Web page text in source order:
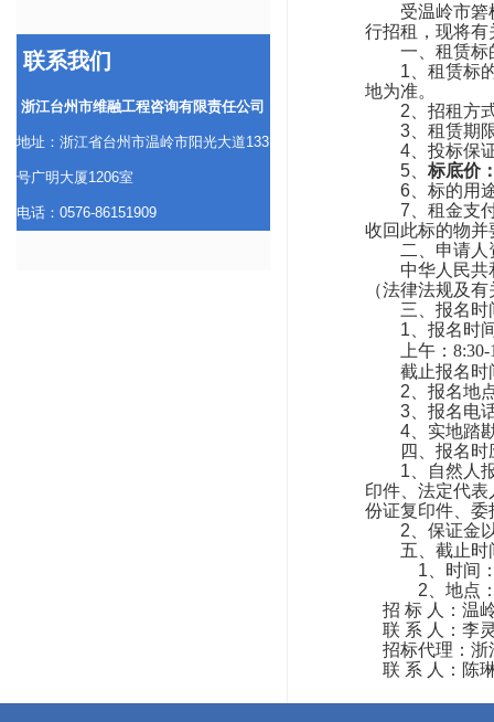
联系我们
浙江台州市维融工程咨询有限责任公司
地址：浙江省台州市温岭市阳光大道133
号广明大厦1206室
电话：0576-86151909
受温岭市
行招租，现将
一、租赁标
1、租赁标
地为准。
2、招租方
3 、租赁期
4、投标保
5、 标底价
6、标的用
7、租金支
收回此标的物
二、申请
中华人民
（法律法规及
三、报名时
1、报名时
上午：
截止报名时
2、报名地
3、报名电
4、实地踏
四、报名
1、自然人
印件、法定代
份证复印件、
2、保证金
五、截止时
1、时间
2、地点
招 标 人： 温
联 系 人： 李
招标代理： 浙
联 系 人： 陈